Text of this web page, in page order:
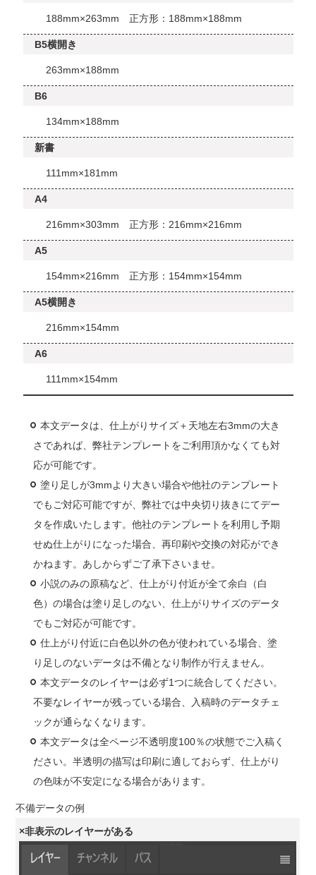
188mm×263mm 正方形：188mm×188mm
B5横開き
263mm×188mm
B6
134mm×188mm
新書
111mm×181mm
A4
216mm×303mm 正方形：216mm×216mm
A5
154mm×216mm 正方形：154mm×154mm
A5横開き
216mm×154mm
A6
111mm×154mm
本文データは、仕上がりサイズ＋天地左右3mmの大き
さであれば、弊社テンプレートをご利用頂かなくても対
応が可能です。
塗り足しが3mmより大きい場合や他社のテンプレート
でもご対応可能ですが、弊社では中央切り抜きにてデー
タを作成いたします。他社のテンプレートを利用し予期
せぬ仕上がりになった場合、再印刷や交換の対応ができ
かねます。あしからずご了承下さいませ。
小説のみの原稿など、仕上がり付近が全て余白（白
色）の場合は塗り足しのない、仕上がりサイズのデータ
でもご対応が可能です。
仕上がり付近に白色以外の色が使われている場合、塗
り足しのないデータは不備となり制作が行えません。
本文データのレイヤーは必ず1つに統合してください。
不要なレイヤーが残っている場合、入稿時のデータチェ
ックが通らなくなります。
本文データは全ページ不透明度100％の状態でご入稿く
ださい。半透明の描写は印刷に適しておらず、仕上がり
の色味が不安定になる場合があります。
不備データの例
×非表示のレイヤーがある